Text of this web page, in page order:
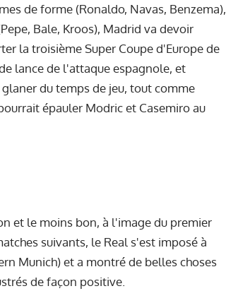
de forme (Ronaldo, Navas, Benzema),
Bale, Kroos), Madrid va devoir
la troisième Super Coupe d'Europe de
lance de l'attaque espagnole, et
du temps de jeu, tout comme
épauler Modric et Casemiro au
et le moins bon, à l'image du premier
suivants, le Real s'est imposé à
Munich) et a montré de belles choses
de façon positive.